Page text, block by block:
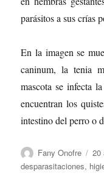
parásitos a sus crías
En la imagen se
caninum, la tenia
mascota se infecta
encuentran los
intestino del perro o
Autor
Fany Onofre
el
20
desparasitaciones,